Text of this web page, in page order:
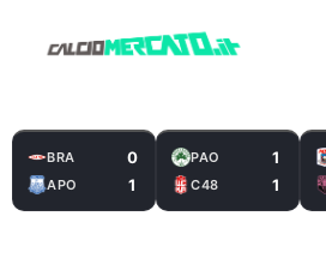
BRA 0
APO 1
PAO 1
C48 1